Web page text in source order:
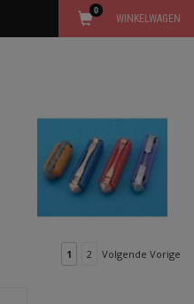
WINKELWAGEN
0
1 2 Volgende Vorige